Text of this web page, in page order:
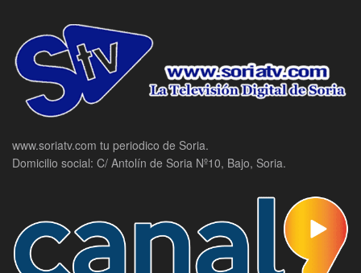
www.soriatv.com tu periodico de Soria.
Domicilio social: C/ Antolín de Soria Nº10, Bajo, Soria.